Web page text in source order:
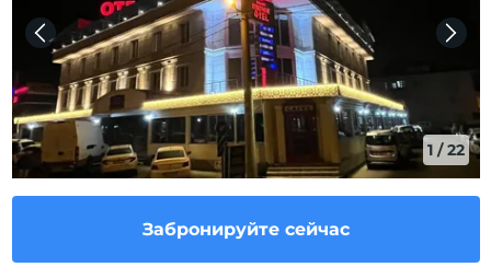
1 /22
Забронируйте сейчас